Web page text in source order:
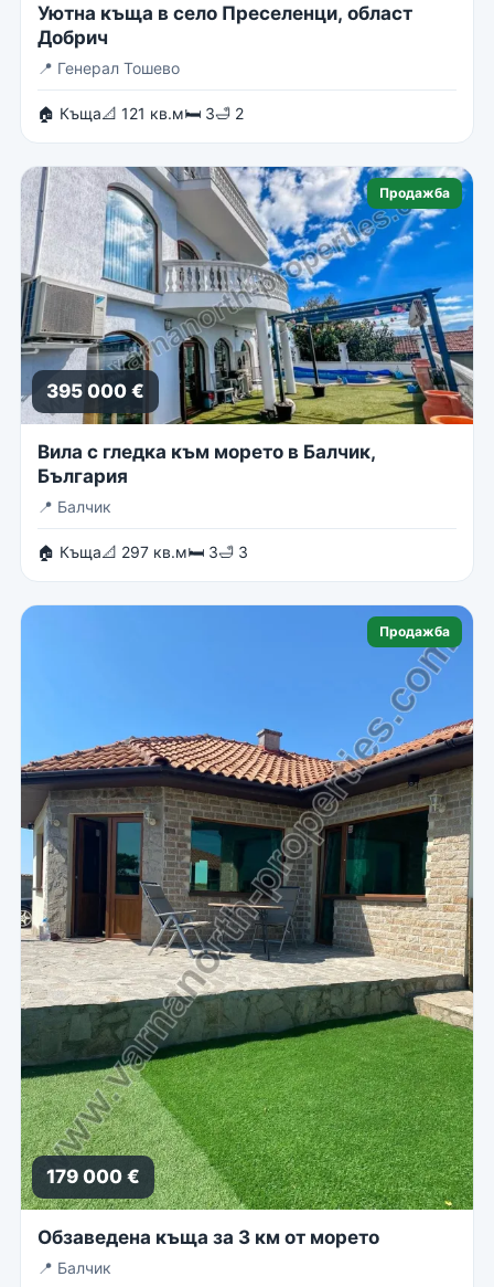
Уютна къща в село Преселенци, област
Добрич
📍 Генерал Тошево
🏠 Къща📐 121 кв.м🛏 3🛁 2
Продажба
395 000 €
Вила с гледка към морето в Балчик,
България
📍 Балчик
🏠 Къща📐 297 кв.м🛏 3🛁 3
Продажба
179 000 €
Обзаведена къща за 3 км от морето
📍 Балчик